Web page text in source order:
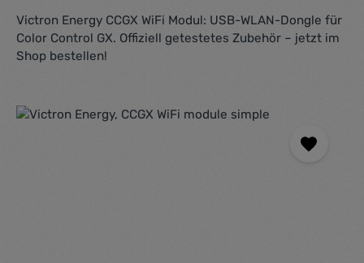
Victron Energy CCGX WiFi Modul: USB-WLAN-Dongle für
Color Control GX. Offiziell getestetes Zubehör – jetzt im
Shop bestellen!
Bildergalerie überspringen